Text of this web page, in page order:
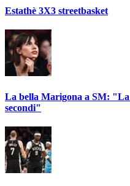
Estathè 3X3 streetbasket
La bella Marigona a SM:
secondi"